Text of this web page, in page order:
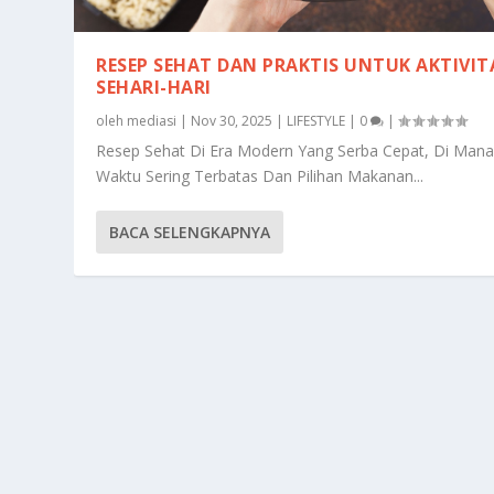
RESEP SEHAT DAN PRAKTIS UNTUK
SEHARI-HARI
oleh mediasi | Nov 30, 2025 | LIFESTYLE | 0 |
Resep Sehat Di Era Modern Yang Serba Cepat, Di Mana
Waktu Sering Terbatas Dan Pilihan Makanan...
BACA SELENGKAPNYA